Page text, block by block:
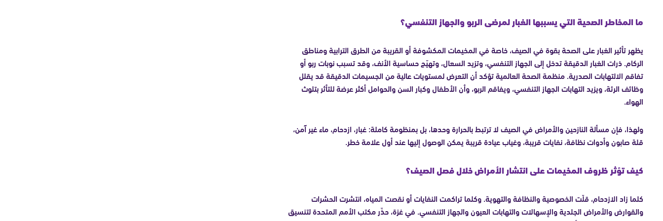
ما المخاطر الصحية التي يسببها الغبار لمرضى الربو والجهاز التنفسي؟
يظهر تأثير الغبار على الصحة بقوة في الصيف، خاصة في المخيمات المكشوفة أو القريبة من الطرق الترابية ومناطق
الركام. ذرات الغبار الدقيقة تدخل إلى الجهاز التنفسي، وتزيد السعال، وتهيّج حساسية الأنف، وقد تسبب نوبات ربو أو
تفاقم الالتهابات الصدرية. منظمة الصحة العالمية تؤكد أن التعرض لمستويات عالية من الجسيمات الدقيقة قد يقلل
وظائف الرئة، ويزيد التهابات الجهاز التنفسي، ويفاقم الربو، وأن الأطفال وكبار السن والحوامل أكثر عرضة للتأثر بتلوث
الهواء.
ولهذا، فإن مسألة النازحين والأمراض في الصيف لا ترتبط بالحرارة وحدها، بل بمنظومة كاملة: غبار، ازدحام، ماء غير آمن،
قلة صابون وأدوات نظافة، نفايات قريبة، وغياب عيادة قريبة يمكن الوصول إليها عند أول علامة خطر.
كيف تؤثر ظروف المخيمات على انتشار الأمراض خلال فصل الصيف؟
كلما زاد الازدحام، قلّت الخصوصية والنظافة والتهوية. وكلما تراكمت النفايات أو نقصت المياه، انتشرت الحشرات
والقوارض والأمراض الجلدية والإسهالات والتهابات العيون والجهاز التنفسي. في غزة، حذّر مكتب الأمم المتحدة لتنسيق